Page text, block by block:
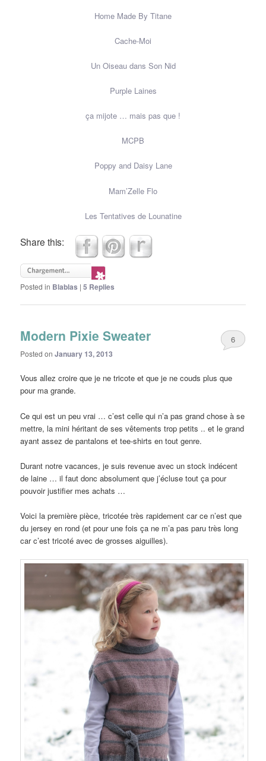
Home Made By Titane
Cache-Moi
Un Oiseau dans Son Nid
Purple Laines
ça mijote … mais pas que !
MCPB
Poppy and Daisy Lane
Mam’Zelle Flo
Les Tentatives de Lounatine
Share this:
Posted in Blablas |5 Replies
Modern Pixie Sweater
Posted onJanuary 13, 2013
6
Vous allez croire que je ne tricote et que je ne couds plus que
pour ma grande.
Ce qui est un peu vrai … c’est celle qui n’a pas grand chose à se
mettre, la mini héritant de ses vêtements trop petits .. et le grand
ayant assez de pantalons et tee-shirts en tout genre.
Durant notre vacances, je suis revenue avec un stock indécent
de laine … il faut donc absolument que j’écluse tout ça pour
pouvoir justifier mes achats …
Voici la première pièce, tricotée très rapidement car ce n’est que
du jersey en rond (et pour une fois ça ne m’a pas paru très long
car c’est tricoté avec de grosses aiguilles).